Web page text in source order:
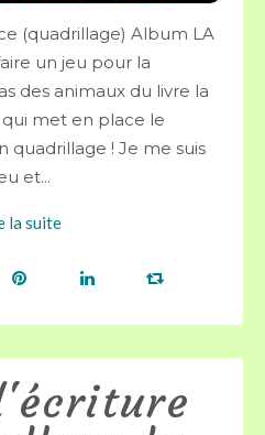
(quadrillage) Album LA
un jeu pour la
des animaux du livre la
met en place le
quadrillage ! Je me suis
et...
la suite